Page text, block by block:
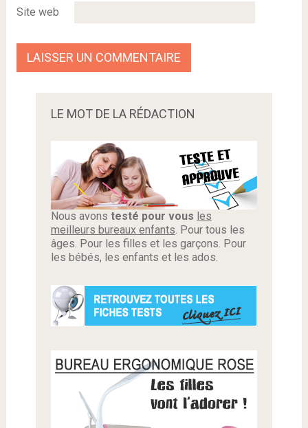
Site web
LE MOT DE LA RÉDACTION
Nous avons testé pour vous les
meilleurs bureaux enfants . Pour tous les
âges. Pour les filles et les garçons. Pour
les bébés, les enfants et les ados.